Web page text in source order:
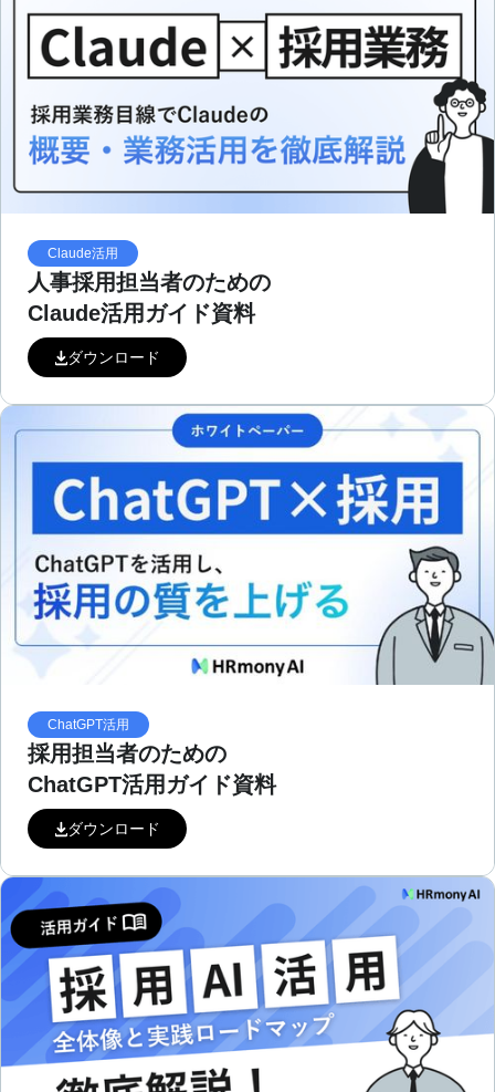
Claude活用
人事採用担当者のための
Claude活用ガイド資料
ダウンロード
ChatGPT活用
採用担当者のための
ChatGPT活用ガイド資料
ダウンロード